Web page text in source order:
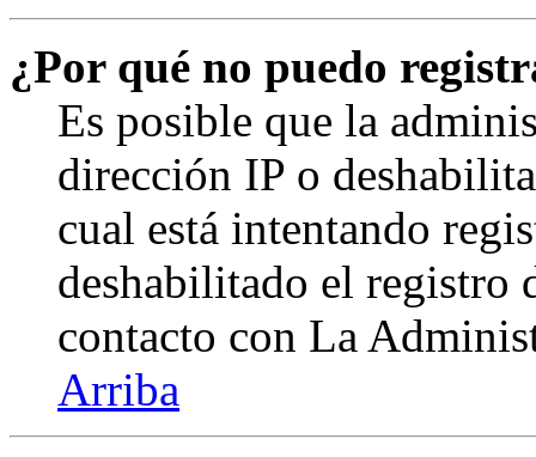
¿Por qué no puedo
Es posible que la
dirección IP o
cual está intentando
deshabilitado el registro
contacto con La
Arriba